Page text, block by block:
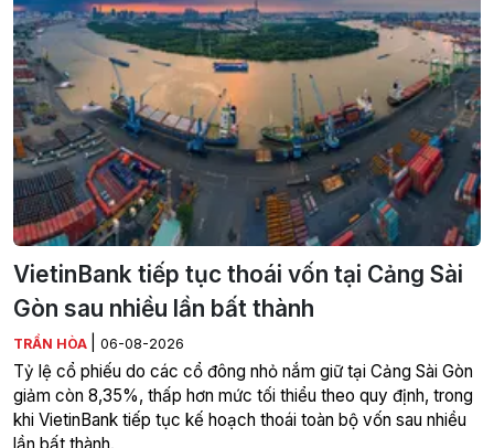
VietinBank tiếp tục thoái vốn tại Cảng Sài
Gòn sau nhiều lần bất thành
TRẦN HÒA 06-08-2026
Tỷ lệ cổ phiếu do các cổ đông nhỏ nắm giữ tại Cảng Sài Gòn
giảm còn 8,35%, thấp hơn mức tối thiểu theo quy định, trong
khi VietinBank tiếp tục kế hoạch thoái toàn bộ vốn sau nhiều